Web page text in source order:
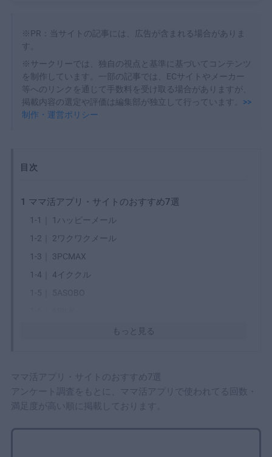
※PR：当サイトの記事には、広告が含まれる場合がありま
す。
※サークリーでは、独自の視点と基準に基づいてコンテンツ
を制作しています。一部の記事では、ECサイトやメーカー
等へのリンクを通じて手数料を受け取る場合がありますが、
掲載内容の選定や評価は編集部が独立して行っています。 >>
制作・運営ポリシー
目次
1 ママ活アプリ・サイトのおすすめ7選
1-1｜
1ハッピーメール
1-2｜
2ワクワクメール
1-3｜
3PCMAX
1-4｜
4イククル
失敗しないママ活アプリの選び方
3-1｜
自分のママ活スタイルを先に決める
もっと見る
ママ活アプリ・サイトのおすすめ7選
アンケート調査をもとに、ママ活アプリで使われてる回数・
満足度が高い順に掲載しております。